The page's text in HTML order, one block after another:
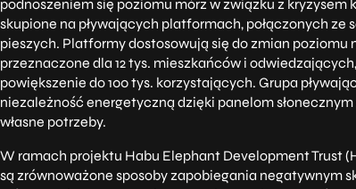
podnoszeniem się poziomu mórz w związku z
skupione na pływających platformach, połączonych ze
pieszych. Platformy dostosowują się do zmian poziomu
przeznaczone dla 12 tys. mieszkańców i
powiększenie do 100 tys. korzystających. Grupa
niezależność energetyczną dzięki panelom
własne potrzeby.
W ramach projektu Habu Elephant Development Trust
są zrównoważone sposoby zapobiegania negatywnym